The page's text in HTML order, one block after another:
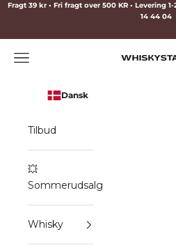
Spring til indhold
Fragt 39 kr • Fri fragt over 500 KR • Levering
14 44 04
Menu
Dansk
Tilbud
💥
Sommerudsalg
Whisky